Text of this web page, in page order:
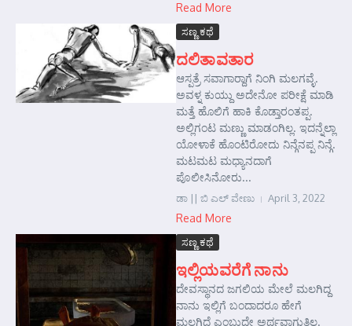
Read More
ಸಣ್ಣ ಕಥೆ
ದಲಿತಾವತಾರ
ಆಸ್ಪತ್ರೆ ಸವಾಗಾರ್‍ದಾಗೆ ನಿಂಗಿ ಮಲಗವ್ಳೆ.
ಅವಳ್ನ ಕುಯ್ದು ಅದೇನೋ ಪರೀಕ್ಷೆ ಮಾಡಿ
ಮತ್ತೆ ಹೊಲಿಗೆ ಹಾಕಿ ಕೊಡ್ತಾರಂತಪ್ಪ.
ಅಲ್ಲಿಗಂಟ ಮಣ್ಣು ಮಾಡಂಗಿಲ್ಲ. ಇದನ್ನೆಲ್ಲಾ
ಯೋಳಾಕೆ ಹೊಂಟಿರೋದು ನಿನ್ಗೆನಪ್ಪ ನಿನ್ಗೆ.
ಮಟಮಟ ಮಧ್ಯಾನದಾಗೆ
ಪೊಲೀಸಿನೋರು...
ಡಾ || ಬಿ ಎಲ್ ವೇಣು April 3, 2022
Read More
ಸಣ್ಣ ಕಥೆ
ಇಲ್ಲಿಯವರೆಗೆ ನಾನು
ದೇವಸ್ಥಾನದ ಜಗಲಿಯ ಮೇಲೆ ಮಲಗಿದ್ದ
ನಾನು ಇಲ್ಲಿಗೆ ಬಂದಾದರೂ ಹೇಗೆ
ಮಲಗಿದೆ ಎಂಬುದೇ ಅರ್ಥವಾಗುತ್ತಿಲ್ಲ.